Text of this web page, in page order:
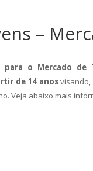
–
para o Mercado de
de 14 anosvisando,
Veja abaixo mais